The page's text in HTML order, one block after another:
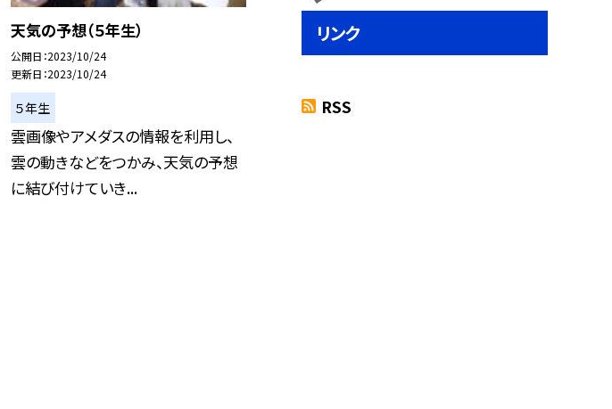
天気の予想（５年生）
公開日 2023/10/24
更新日 2023/10/24
５年生
雲画像やアメダスの情報を利用し、
雲の動きなどをつかみ、天気の予想
に結び付けていき...
リンク
RSS